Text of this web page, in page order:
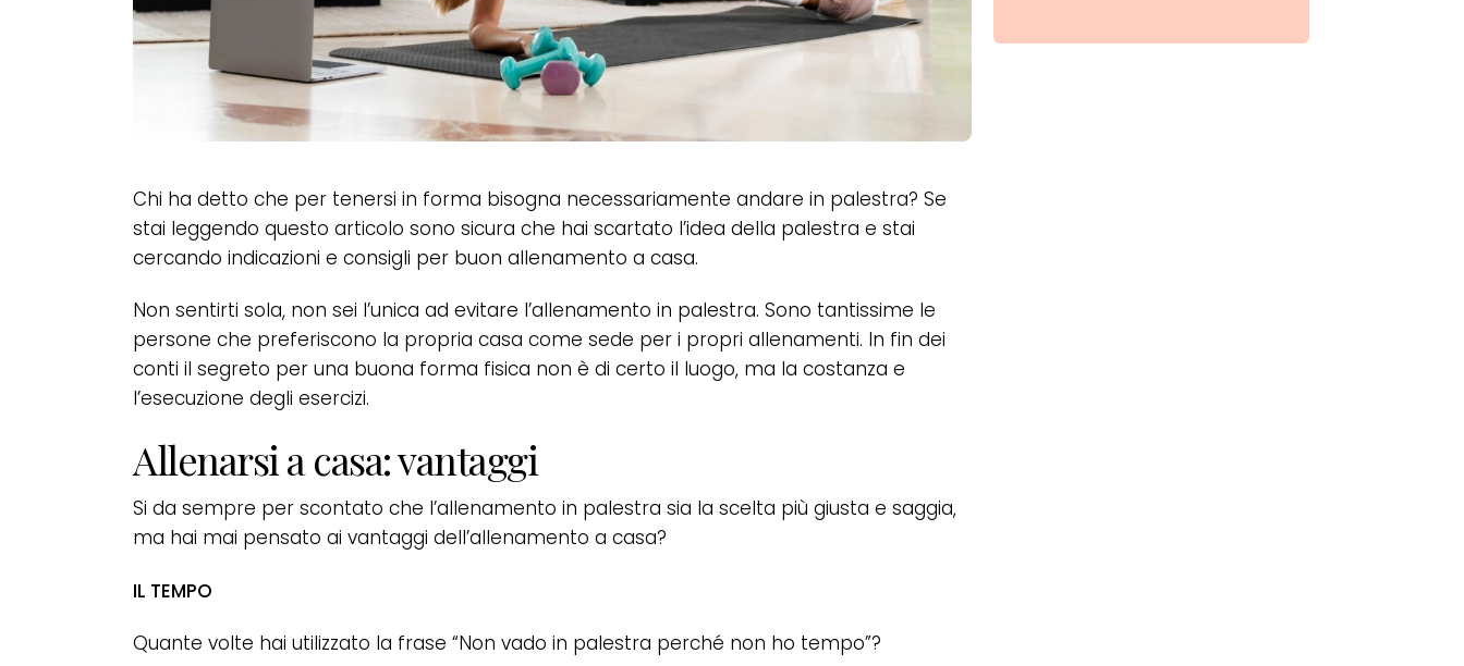
Chi ha detto che per tenersi in forma bisogna necessariamente andare in palestra? Se
stai leggendo questo articolo sono sicura che hai scartato l’idea della palestra e stai
cercando indicazioni e consigli per buon allenamento a casa.
Non sentirti sola, non sei l’unica ad evitare l’allenamento in palestra. Sono tantissime le
persone che preferiscono la propria casa come sede per i propri allenamenti. In fin dei
conti il segreto per una buona forma fisica non è di certo il luogo, ma la costanza e
l’esecuzione degli esercizi.
Allenarsi a casa: vantaggi
Si da sempre per scontato che l’allenamento in palestra sia la scelta più giusta e saggia,
ma hai mai pensato ai vantaggi dell’allenamento a casa?
IL TEMPO
Quante volte hai utilizzato la frase “Non vado in palestra perché non ho tempo”?